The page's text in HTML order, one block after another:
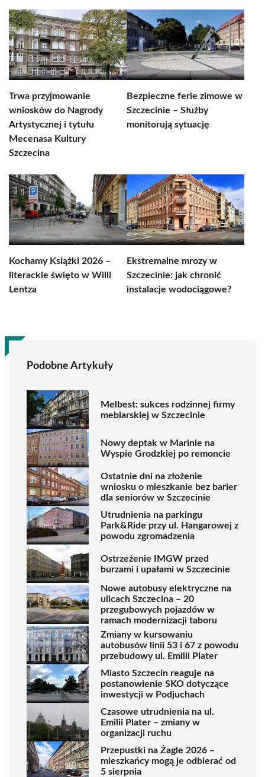
Trwa przyjmowanie
wniosków do Nagrody
Artystycznej i tytułu
Mecenasa Kultury
Szczecina
Bezpieczne ferie zimowe w
Szczecinie – Służby
monitorują sytuację
Kochamy Książki 2026 –
literackie święto w Willi
Lentza
Ekstremalne mrozy w
Szczecinie: jak chronić
instalacje wodociągowe?
Podobne Artykuły
Melbest: sukces rodzinnej firmy
meblarskiej w Szczecinie
Nowy deptak w Marinie na
Wyspie Grodzkiej po remoncie
Ostatnie dni na złożenie
wniosku o mieszkanie bez barier
dla seniorów w Szczecinie
Utrudnienia na parkingu
Park&Ride przy ul. Hangarowej z
powodu zgromadzenia
Ostrzeżenie IMGW przed
burzami i upałami w Szczecinie
Nowe autobusy elektryczne na
ulicach Szczecina – 20
przegubowych pojazdów w
ramach modernizacji taboru
Zmiany w kursowaniu
autobusów linii 53 i 67 z powodu
przebudowy ul. Emilii Plater
Miasto Szczecin reaguje na
postanowienie SKO dotyczące
inwestycji w Podjuchach
Czasowe utrudnienia na ul.
Emilii Plater – zmiany w
organizacji ruchu
Przepustki na Żagle 2026 –
mieszkańcy mogą je odbierać od
5 sierpnia